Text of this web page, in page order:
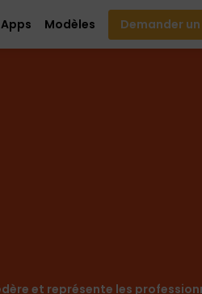
Apps Modèles Demander
et représente les